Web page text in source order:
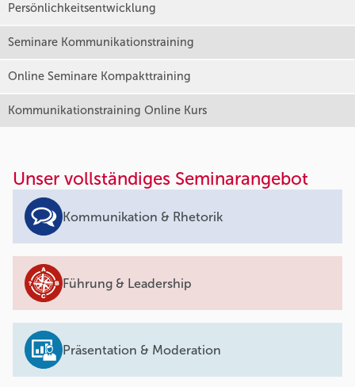
Persönlichkeitsentwicklung
Seminare Kommunikationstraining
Online Seminare Kompakttraining
Kommunikationstraining Online Kurs
Unser vollständiges Seminarangebot
Kommunikation & Rhetorik
Führung & Leadership
Präsentation & Moderation